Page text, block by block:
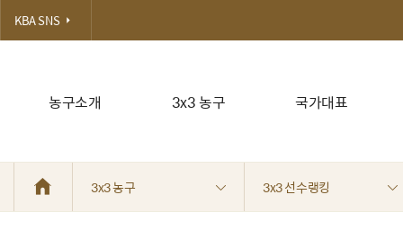
농구소개 3x3 농구 국가대표
KBA SNS
3x3 농구 3x3 선수랭킹